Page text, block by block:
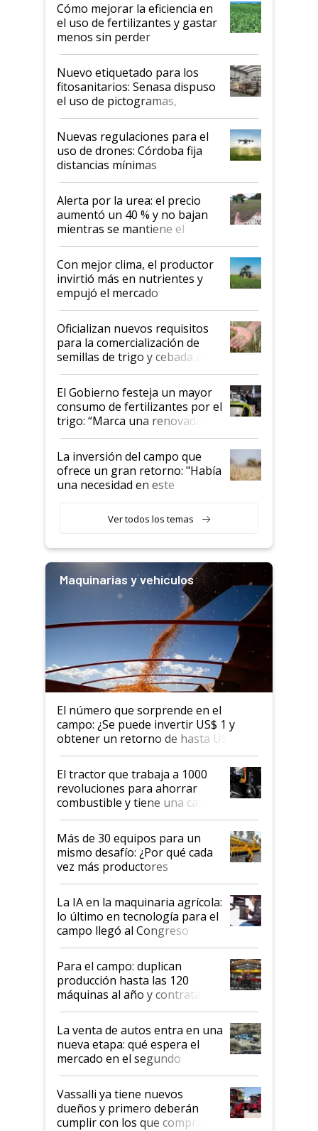
Cómo mejorar la eficiencia en
el uso de fertilizantes y gastar
menos sin perder
productividad en la campaña
fina
Nuevo etiquetado para los
fitosanitarios: Senasa dispuso
el uso de pictogramas,
palabras de advertencia e
indicaciones
Nuevas regulaciones para el
uso de drones: Córdoba fija
distancias mínimas
Alerta por la urea: el precio
aumentó un 40 % y no bajan
mientras se mantiene el
conflicto en Medio Oriente
Con mejor clima, el productor
invirtió más en nutrientes y
empujó el mercado
Oficializan nuevos requisitos
para la comercialización de
semillas de trigo y cebada a
granel
El Gobierno festeja un mayor
consumo de fertilizantes por el
trigo: “Marca una renovada
confianza de los productores”
La inversión del campo que
ofrece un gran retorno: "Había
una necesidad en este
Ver todos los temas
Maquinarias y vehículos
El número que sorprende en el
campo: ¿Se puede invertir US$ 1 y
obtener un retorno de hasta US$ 10
en agricultura?
El tractor que trabaja a 1000
revoluciones para ahorrar
combustible y tiene una cabina
que parece una computadora:
lo último en el mundo,
disponible en Argentina
Más de 30 equipos para un
mismo desafío: ¿Por qué cada
vez más productores
incorporan fertilizante bajo
tierra?
La IA en la maquinaria agrícola:
lo último en tecnología para el
campo llegó al Congreso
Aapresid 2026
Para el campo: duplican
producción hasta las 120
máquinas al año y contratan
especialistas de la industria
automotriz para lograrlo
La venta de autos entra en una
nueva etapa: qué espera el
mercado en el segundo
semestre
Vassalli ya tiene nuevos
dueños y primero deberán
cumplir con los que compraron